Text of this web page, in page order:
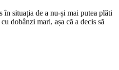
în situația de a nu-și mai putea plăti
dobânzi mari, așa că a decis să